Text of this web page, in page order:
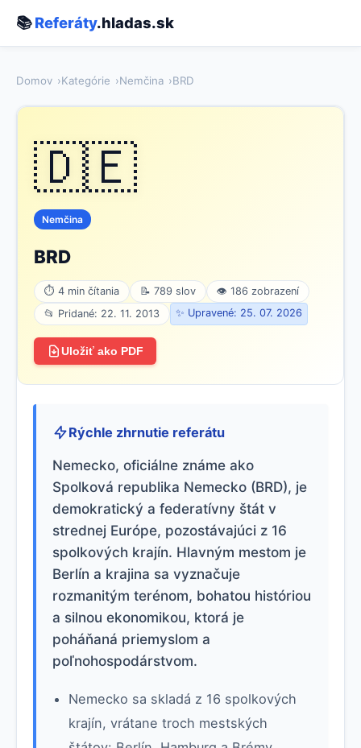
📚Referáty.hladas.sk
Domov Kategórie Nemčina BRD
🇩🇪
Nemčina
BRD
⏱ 4 min čítania 📝 789 slov
👁 186 zobrazení
📂 Pridané: 22. 11. 2013
✨ Upravené: 25. 07. 2026
Uložiť ako PDF
Rýchle zhrnutie referátu
Nemecko, oficiálne známe ako
Spolková republika Nemecko (BRD), je
demokratický a federatívny štát v
strednej Európe, pozostávajúci z 16
spolkových krajín. Hlavným mestom je
Berlín a krajina sa vyznačuje
rozmanitým terénom, bohatou históriou
a silnou ekonomikou, ktorá je
poháňaná priemyslom a
poľnohospodárstvom.
Nemecko sa skladá z 16 spolkových
krajín, vrátane troch mestských